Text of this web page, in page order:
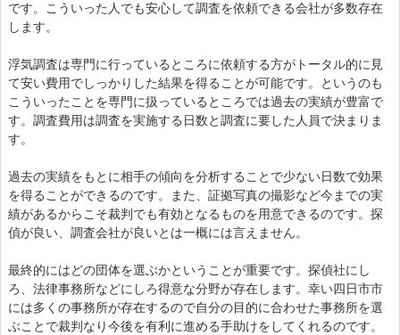
です。こういった人でも安心して調査を依頼できる会社が多数存在
します。
浮気調査は専門に行っているところに依頼する方がトータル的に見
て安い費用でしっかりした結果を得ることが可能です。というのも
こういったことを専門に扱っているところでは過去の実績が豊富で
す。調査費用は調査を実施する日数と調査に要した人員で決まりま
す。
過去の実績をもとに相手の傾向を分析することで少ない日数で効果
を得ることができるのです。また、証拠写真の撮影など今までの実
績があるからこそ裁判でも有効となるものを用意できるのです。探
偵が良い、調査会社が良いとは一概には言えません。
最終的にはどの団体を選ぶかということが重要です。探偵社にし
ろ、法律事務所などにしろ得意な分野が存在します。幸い四日市市
には多くの事務所が存在するので自分の目的に合わせた事務所を選
ぶことで裁判なり今後を有利に進める手助けをしてくれるのです。